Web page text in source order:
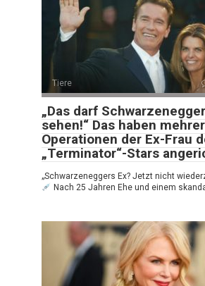
Tiere
„Das darf
sehen!“ Das haben
Operationen der Ex-Frau
„Terminator“-Stars
„Schwarzeneggers Ex? Jetzt nicht
Nach 25 Jahren Ehe und einem